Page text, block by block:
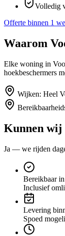
Volledig
Offerte binnen 1
Waarom
Elke woning in
hoekbeschermers
Wijken: Heel
Kunnen wij
Ja — we rijden
Bereikbaar
Inclusief
Levering
Spoed